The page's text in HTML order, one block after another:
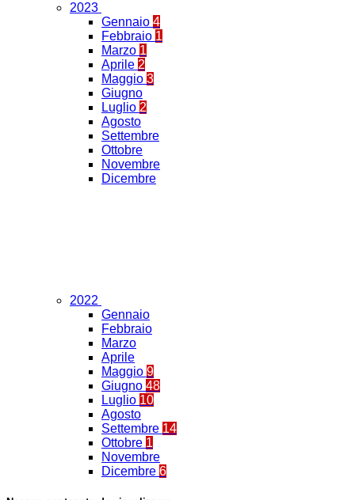
2023
Gennaio 4
Febbraio 1
Marzo 1
Aprile 2
Maggio 3
Giugno
Luglio 2
Agosto
Settembre
Ottobre
Novembre
Dicembre
2022
Gennaio
Febbraio
Marzo
Aprile
Maggio 9
Giugno 48
Luglio 10
Agosto
Settembre 14
Ottobre 1
Novembre
Dicembre 6